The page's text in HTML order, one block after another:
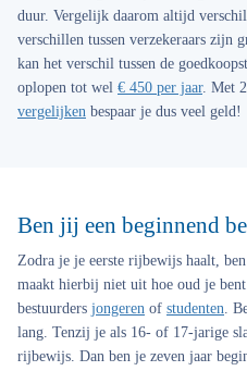
duur. Vergelijk daarom altijd
verschillen tussen verzekeraars zijn
kan het verschil tussen de
oplopen tot wel € 450 per jaar. Met
vergelijken bespaar je dus veel geld!
Ben jij een beginnend
Zodra je je eerste rijbewijs haalt,
maakt hierbij niet uit hoe oud je
bestuurders jongeren of studenten.
lang. Tenzij je als 16- of 17-jarige
rijbewijs. Dan ben je zeven jaar